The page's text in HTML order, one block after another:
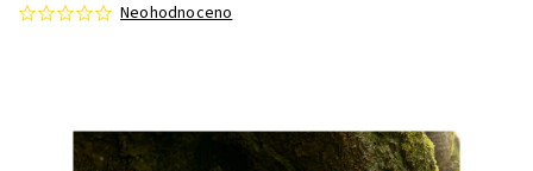
Neohodnoceno